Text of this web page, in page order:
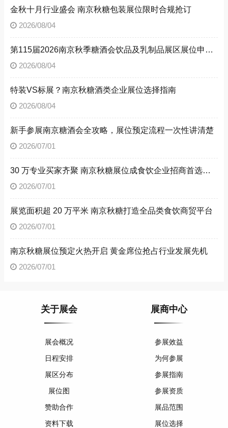
金秋十月行业盛会 南京秋糖包装展位限时合规抢订
2026/08/04
第115届2026南京秋季糖酒会饮品及乳制品展区展位申请技巧
2026/08/04
特装VS标展？南京秋糖酒类企业展位选择指南
2026/08/04
新手参展南京糖酒会全攻略，展位预定流程一次性讲清楚
2026/07/01
30 万专业买家齐聚 南京秋糖展位成食饮企业招商首选阵地
2026/07/01
展览面积超 20 万平米 南京秋糖打造全品类食饮商贸平台
2026/07/01
南京秋糖展位预定火热开启 黄金席位抢占行业发展先机
2026/07/01
关于展会
展会概况
日程安排
展区分布
展位图
赞助合作
资料下载
展商中心
参展效益
为何参展
参展指南
参展资质
展品范围
展位选择